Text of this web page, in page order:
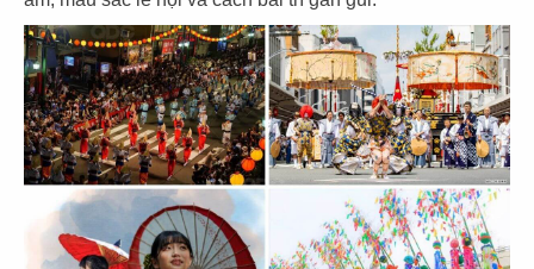
Hồ Chí Minh
CHI TIẾT